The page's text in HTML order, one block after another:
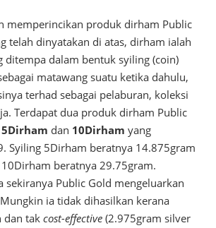
memperincikan produk dirham Public
telah dinyatakan di atas, dirham ialah
ditempa dalam bentuk syiling (coin)
matawang suatu ketika dahulu,
terhad sebagai pelaburan, koleksi
Terdapat dua produk dirham Public
5Dirham dan 10Dirham yang
Syiling 5Dirham beratnya 14.875gram
beratnya 29.75gram.
sekiranya Public Gold mengeluarkan
ia tidak dihasilkan kerana
dan takcost-effective (2.975gram silver